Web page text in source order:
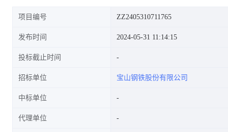
项目编号 ZZ2405310711765
发布时间 2024-05-31 11:14:15
投标截止时间
招标单位 宝山钢铁股份有限公司
中标单位
代理单位